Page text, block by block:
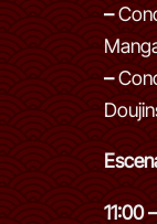
–
–
11:00 –